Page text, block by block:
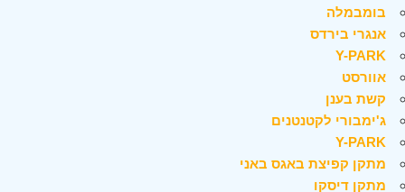
בומבמלה
אנגרי בירדס
Y-PARK
אוורסט
קשת בענן
ג'ימבורי לקטנטנים
Y-PARK
מתקן קפיצת באגס באני
מתקן דיסקו